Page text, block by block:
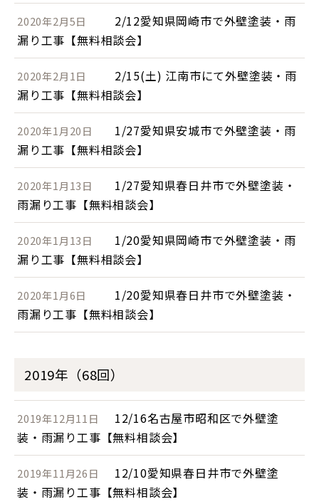
2020年2月5日
2/12愛知県岡崎市で外壁塗装・雨
漏り工事【無料相談会】
2020年2月1日
2/15(土) 江南市にて外壁塗装・雨
漏り工事【無料相談会】
2020年1月20日
1/27愛知県安城市で外壁塗装・雨
漏り工事【無料相談会】
2020年1月13日
1/27愛知県春日井市で外壁塗装・
雨漏り工事【無料相談会】
2020年1月13日
1/20愛知県岡崎市で外壁塗装・雨
漏り工事【無料相談会】
2020年1月6日
1/20愛知県春日井市で外壁塗装・
雨漏り工事【無料相談会】
2019年（68回）
2019年12月11日
12/16名古屋市昭和区で外壁塗
装・雨漏り工事【無料相談会】
2019年11月26日
12/10愛知県春日井市で外壁塗
装・雨漏り工事【無料相談会】